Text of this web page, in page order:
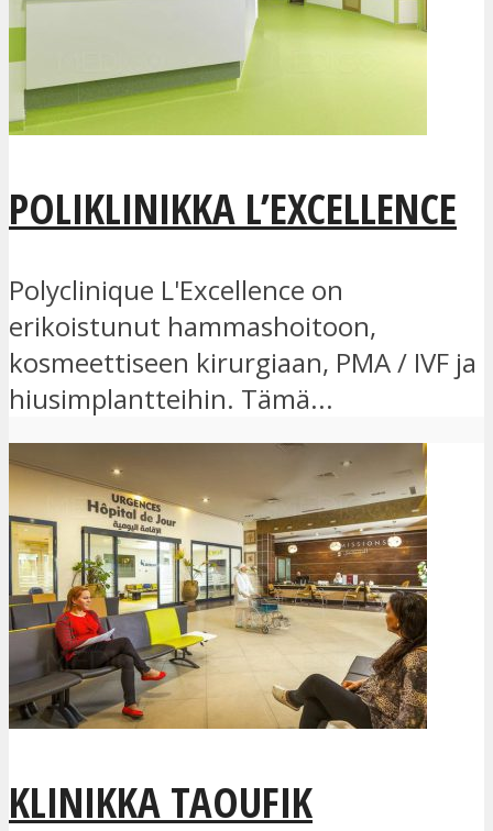
POLIKLINIKKA L’EXCELLENCE
Polyclinique L'Excellence on
erikoistunut hammashoitoon,
kosmeettiseen kirurgiaan, PMA / IVF ja
hiusimplantteihin. Tämä...
KLINIKKA TAOUFIK